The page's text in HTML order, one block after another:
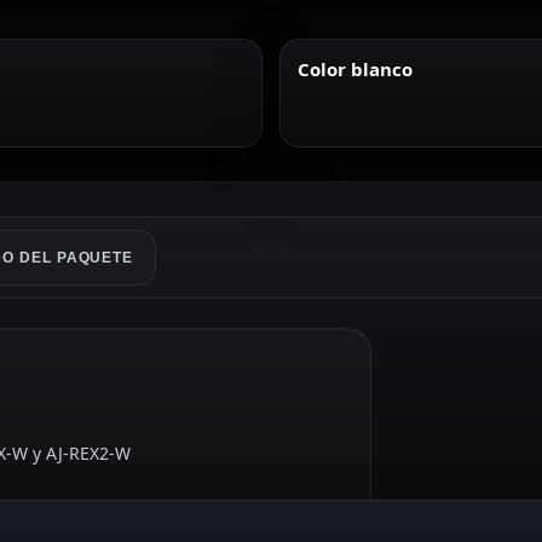
Color blanco
DEL PAQUETE
W y AJ-REX2-W